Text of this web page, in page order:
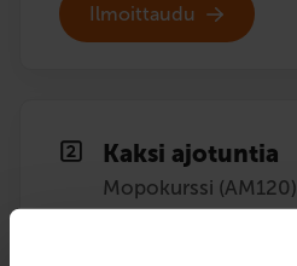
Ilmoittaudu
Kaksi ajotuntia
Mopokurssi (AM120)